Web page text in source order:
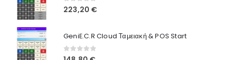
0out of 5
223,20 €
GeniE.C.R Cloud Ταμειακή & POS Start
0out of 5
Ασφάλεια Πληρωμών